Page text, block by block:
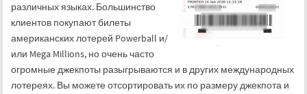
различных языках. Большинство
клиентов покупают билеты
американских лотерей Powerball и/
или Mega Millions, но очень часто
огромные джекпоты разыгрываются и в других международных
лотереях. Вы можете отсортировать их по размеру джекпота и